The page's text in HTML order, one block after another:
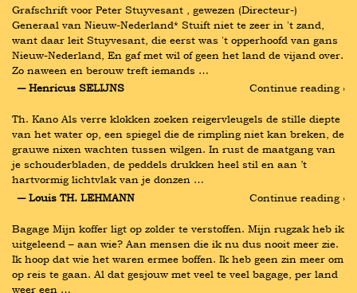
Grafschrift voor Peter Stuyvesant , gewezen (Directeur-)
Generaal van Nieuw-Nederland* Stuift niet te zeer in 't zand,
want daar leit Stuyvesant, die eerst was 't opperhoofd van gans
Nieuw-Nederland, En gaf met wil of geen het land de vijand over.
Zo naween en berouw treft iemands …
― Henricus SELIJNS
Continue reading ›
Th. Kano Als verre klokken zoeken reigervleugels de stille diepte
van het water op, een spiegel die de rimpling niet kan breken, de
grauwe nixen wachten tussen wilgen. In rust de maatgang van
je schouderbladen, de peddels drukken heel stil en aan ’t
hartvormig lichtvlak van je donzen …
― Louis TH. LEHMANN
Continue reading ›
Bagage Mijn koffer ligt op zolder te verstoffen. Mijn rugzak heb ik
uitgeleend – aan wie? Aan mensen die ik nu dus nooit meer zie.
Ik hoop dat wie het waren ermee boffen. Ik heb geen zin meer om
op reis te gaan. Al dat gesjouw met veel te veel bagage, per land
weer een …